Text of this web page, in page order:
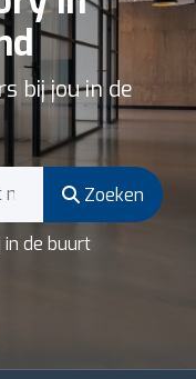
bij jou in de
Zoeken
de buurt